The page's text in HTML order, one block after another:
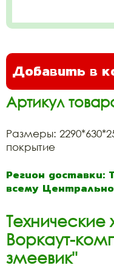
Добавить в
Артикул
Размеры:
покрытие
Регион доставки:
всему
Технические
Воркаут-
змеевик"